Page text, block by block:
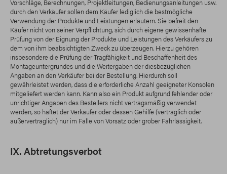
Vorschläge, Berechnungen, Projektleitungen, Bedienungsanleitungen usw.
durch den Verkäufer sollen dem Käufer lediglich die bestmögliche
Verwendung der Produkte und Leistungen erläutern. Sie befreit den
Käufer nicht von seiner Verpflichtung, sich durch eigene gewissenhafte
Prüfung von der Eignung der Produkte und Leistungen des Verkäufers zu
dem von ihm beabsichtigten Zweck zu überzeugen. Hierzu gehören
insbesondere die Prüfung der Tragfähigkeit und Beschaffenheit des
Montageuntergrundes und die Weitergaben der diesbezüglichen
Angaben an den Verkäufer bei der Bestellung. Hierdurch soll
gewährleistet werden, dass die erforderliche Anzahl geeigneter Konsolen
mitgeliefert werden kann. Kann also ein Produkt aufgrund fehlender oder
unrichtiger Angaben des Bestellers nicht vertragsmäßig verwendet
werden, so haftet der Verkäufer oder dessen Gehilfe (vertraglich oder
außervertraglich) nur im Falle von Vorsatz oder grober Fahrlässigkeit.
IX. Abtretungsverbot